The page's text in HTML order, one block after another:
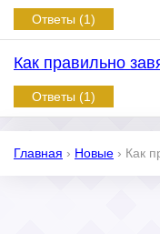
Ответы (1)
Как правильно
Ответы (1)
Главная › Новые › Как